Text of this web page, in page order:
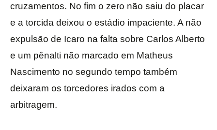
cruzamentos. No fim o zero não saiu do placar
e a torcida deixou o estádio impaciente. A não
expulsão de Icaro na falta sobre Carlos Alberto
e um pênalti não marcado em Matheus
Nascimento no segundo tempo também
deixaram os torcedores irados com a
arbitragem.